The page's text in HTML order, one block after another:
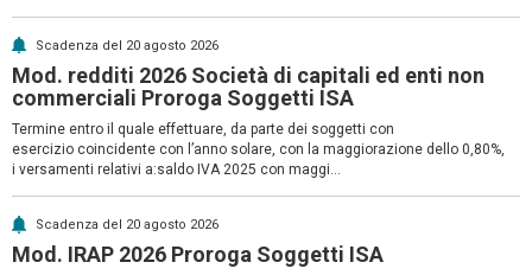
Scadenza del 20 agosto 2026
Mod. redditi 2026 Società di capitali ed enti non
commerciali Proroga Soggetti ISA
Termine entro il quale effettuare, da parte dei soggetti con
esercizio coincidente con l’anno solare, con la maggiorazione dello 0,80%,
i versamenti relativi a:saldo IVA 2025 con maggi...
Scadenza del 20 agosto 2026
Mod. IRAP 2026 Proroga Soggetti ISA